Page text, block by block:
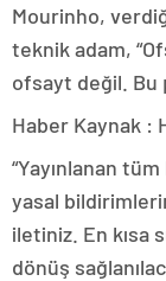
Mourinho,
teknik adam,
ofsayt değil. Bu
Haber Kaynak :
“Yayınlanan
yasal
iletiniz. En kısa
dönüş